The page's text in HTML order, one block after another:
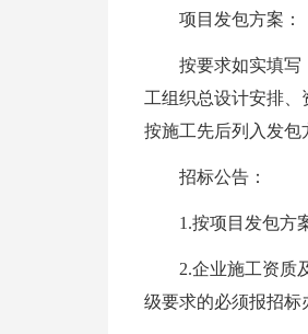
项目发包方案：
按要求如实填写
工组织总设计安排
按施工先后列入发包
招标公告：
1.按项目发包方
2.企业施工资质
级要求的必须报招标